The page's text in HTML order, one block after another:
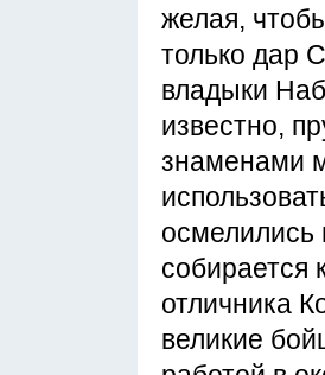
желая,
только дар
владыки
известно,
знаменами
осмелились
собирается
отличника
великие